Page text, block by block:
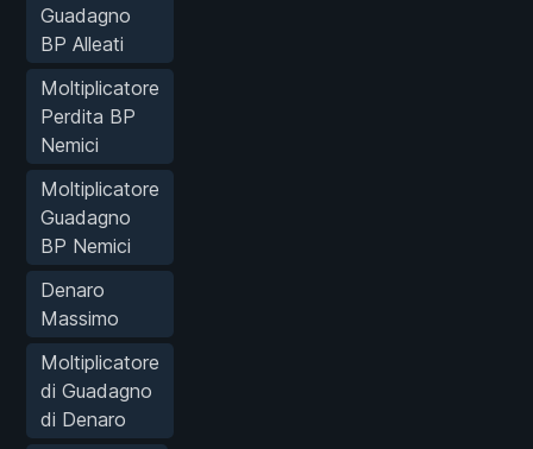
Guadagno
BP Alleati
Moltiplicatore
Perdita BP
Nemici
Moltiplicatore
Guadagno
BP Nemici
Denaro
Massimo
Moltiplicatore
di Guadagno
di Denaro